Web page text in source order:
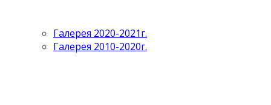
Галерея 2020-2021г.
Галерея 2010-2020г.